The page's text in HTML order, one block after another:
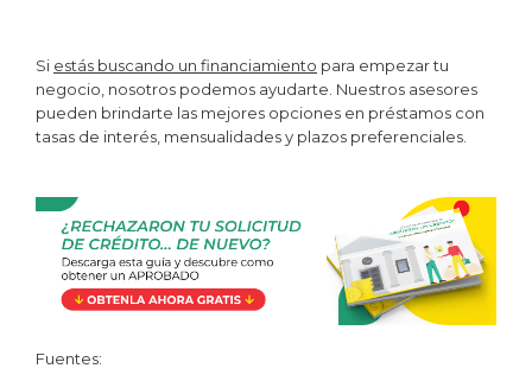
Si estás buscando un financiamiento para empezar tu
negocio, nosotros podemos ayudarte. Nuestros asesores
pueden brindarte las mejores opciones en préstamos con
tasas de interés, mensualidades y plazos preferenciales.
Fuentes: